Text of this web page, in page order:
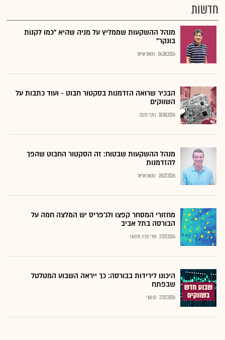
חדשות
מנהל ההשקעות שממליץ על מניה שהיא "כמו לקנות
בונקר"
04.08.2026 נתנאל אריאל
הבכיר שרואה הזדמנות בסקטור חבוט - ועוד כתבות על
השווקים
01.08.2026 כתבי גלובס
מנהל ההשקעות שבטוח: זה הסקטור החבוט שהפך
להזדמנות
28.07.2026 נתנאל אריאל
מחזורי המסחר קפצו ולג'פריס יש המלצה חמה על
הבורסה בתל אביב
27.07.2026 שירי חביב-ולדהורן
היכונו לירידות בבורסה: כך ייראה השבוע המטלטל
שבפתח
27.07.2026 רם מורי